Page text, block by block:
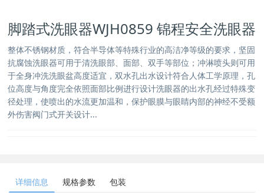
脚踏式洗眼器WJH0859 锦程安全洗眼器
整体不锈钢材质，符合半导体等特殊行业的高洁净等级的要求，坚固
抗腐蚀洗眼器可用于清洗眼部、面部、双手等部位；冲淋喷头则可用
于全身冲洗洗眼盆高度适宜，双水孔出水设计符合人体工学原理，孔
位高度与角度完全依照面部比例进行设计洗眼器的出水孔经过特殊变
径处理，使喷出的水流更加温和，保护眼膜与眼睛内部的神经不受额
外伤害阀门式开关设计...
详细信息 规格参数 包装